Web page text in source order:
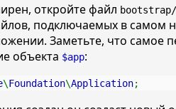
откройте файл
подключаемых в самом
Заметьте, что самое
объекта $app:
\Foundation\Application;